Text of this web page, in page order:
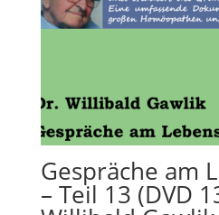
Gespräche am
– Teil 13 (DVD